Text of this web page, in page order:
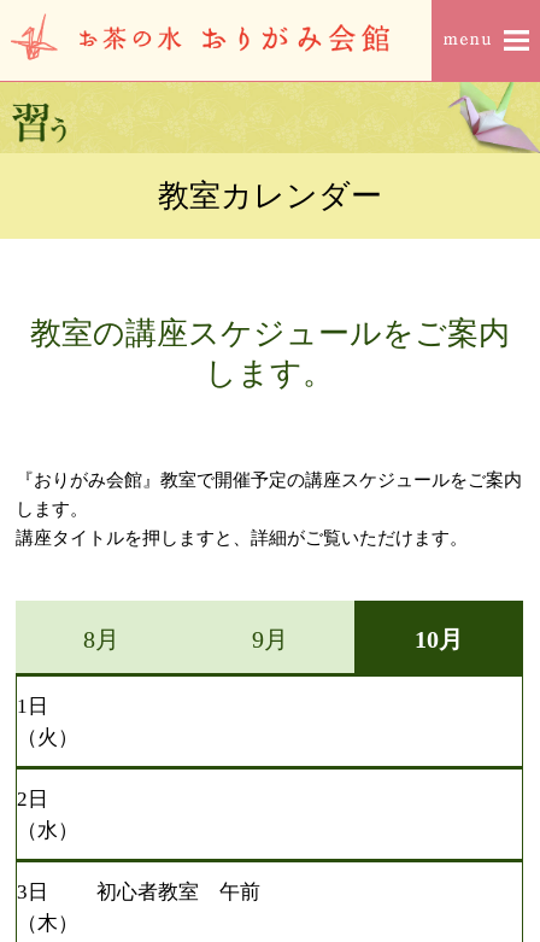
教室カレンダー
教室の講座スケジュールをご案内
します。
『おりがみ会館』教室で開催予定の講座スケジュールをご案内
します。
講座タイトルを押しますと、詳細がご覧いただけます。
8月 9月 10月
1日
（火）
2日
（水）
3日
（木）
初心者教室 午前